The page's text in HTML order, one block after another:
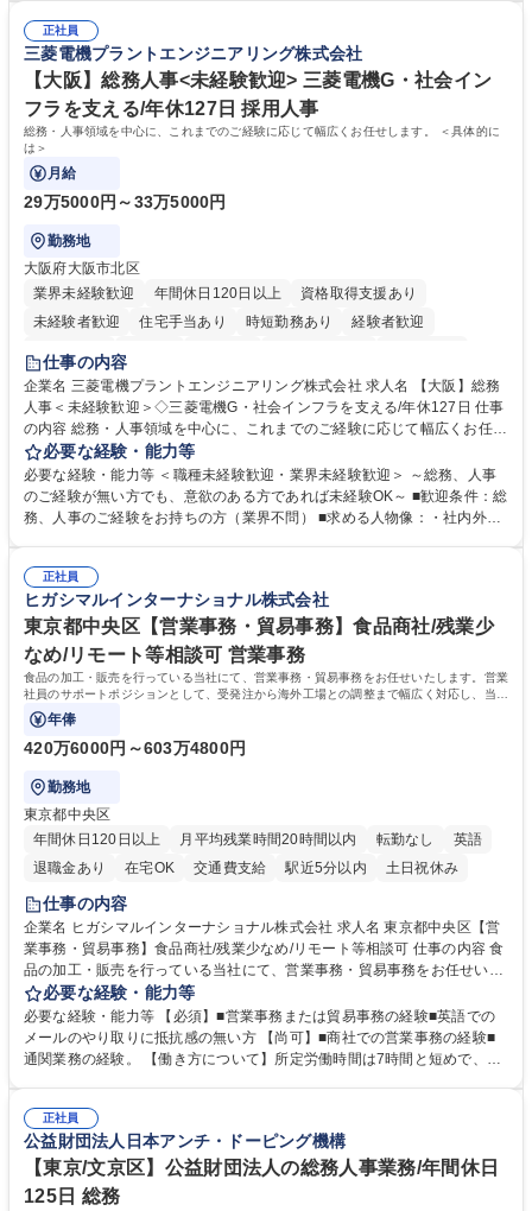
表するインフラ企業 #ポテンシャル採用
72.html ■エネルギーセキュリティの不安定化や気候変動による自然災害の
甚大化など、これまで以上に社会課題解決の重要性が高まっています。
「未来の日常」の創造に向けて持続可能な社会の実現に貢献してまいりま
す。 学歴・資格 学歴：大学院 大学 語学力： 資格：
正社員
三菱電機プラントエンジニアリング株式会社
【大阪】総務人事<未経験歓迎> 三菱電機G・社会イン
フラを支える/年休127日 採用人事
総務・人事領域を中心に、これまでのご経験に応じて幅広くお任せします。 ＜具体的に
は＞
月給
29万5000円～33万5000円
勤務地
大阪府大阪市北区
業界未経験歓迎
年間休日120日以上
資格取得支援あり
未経験者歓迎
住宅手当あり 時短勤務あり
経験者歓迎
退職金あり
駅近5分以内
土日祝休み 服装自由 寮・社宅あり 食事補助あり
仕事の内容
企業名 三菱電機プラントエンジニアリング株式会社 求人名 【大阪】総務
人事＜未経験歓迎＞◇三菱電機G・社会インフラを支える/年休127日 仕事
の内容 総務・人事領域を中心に、これまでのご経験に応じて幅広くお任せ
します。 ＜具体的には＞ ・総務/人事労務（給与・社保・勤怠管理など）
・採用・教育研修 ・福利厚生運用 など ※基本的には事務所勤務ですが、
採用や教育等の業務内容により、関西圏以外への日帰り・宿泊を伴う国内
出張もございます。 ※担当業務を持ちつつ、お互いに助け合いながら、総
必要な経験・能力等
必要な経験・能力等 ＜職種未経験歓迎・業界未経験歓迎＞ ～総務、人事
のご経験が無い方でも、意欲のある方であれば未経験OK～ ■歓迎条件：総
務、人事のご経験をお持ちの方（業界不問） ■求める人物像：・社内外の
正社員
ヒガシマルインターナショナル株式会社
東京都中央区【営業事務・貿易事務】食品商社/残業少
なめ/リモート等相談可 営業事務
食品の加工・販売を行っている当社にて、営業事務・貿易事務をお任せいたします。営業
社員のサポートポジションとして、受発注から海外工場との調整まで幅広く対応し、当社
事業の根幹を支えていただきます。
年俸
420万6000円～603万4800円
勤務地
東京都中央区
年間休日120日以上
月平均残業時間20時間以内 転勤なし
英語
退職金あり
在宅OK 交通費支給 駅近5分以内 土日祝休み
仕事の内容
企業名 ヒガシマルインターナショナル株式会社 求人名 東京都中央区【営
業事務・貿易事務】食品商社/残業少なめ/リモート等相談可 仕事の内容 食
品の加工・販売を行っている当社にて、営業事務・貿易事務をお任せいた
します。営業社員のサポートポジションとして、受発注から海外工場との
調整まで幅広く対応し、当社事業の根幹を支えていただきます。 ■受発注
業務、請求書発行 ■海外工場とのスケジュール調整 ■在庫管理 ■輸入書類
の確認・作成 ■配送手配 ■通関業者を通して行う輸出入業全般 ■倉庫との
ルプロデュースしているため、商品に関わる全ての業務をサポート頂きま
す。 募集職種 東京都中央区【営業事務・貿易事務】食品商社/残業少なめ/
リモート等相談可
必要な経験・能力等
必要な経験・能力等 【必須】■営業事務または貿易事務の経験■英語での
メールのやり取りに抵抗感の無い方 【尚可】■商社での営業事務の経験■
通関業務の経験。 【働き方について】所定労働時間は7時間と短めで、残
の強み】1991年の設立以来、外食産業を中心としたお客様の多様なニー
ズに沿った冷凍水産物等の生産・輸入・販売を一貫して手掛けています。
自社工場と海外拠点の強固な連携によるワンストップサービスが最大の強
みです。 学歴・資格 学歴：大学院 大学 語学力：英語 資格：
正社員
公益財団法人日本アンチ・ドーピング機構
【東京/文京区】公益財団法人の総務人事業務/年間休日
125日 総務